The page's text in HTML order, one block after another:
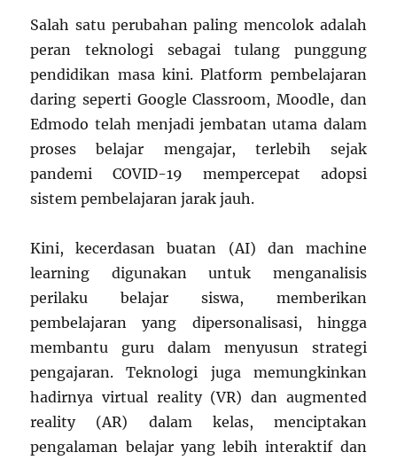
Salah satu perubahan paling mencolok adalah
peran teknologi sebagai tulang punggung
pendidikan masa kini. Platform pembelajaran
daring seperti Google Classroom, Moodle, dan
Edmodo telah menjadi jembatan utama dalam
proses belajar mengajar, terlebih sejak
pandemi COVID-19 mempercepat adopsi
sistem pembelajaran jarak jauh.
Kini, kecerdasan buatan (AI) dan machine
learning digunakan untuk menganalisis
perilaku belajar siswa, memberikan
pembelajaran yang dipersonalisasi, hingga
membantu guru dalam menyusun strategi
pengajaran. Teknologi juga memungkinkan
hadirnya virtual reality (VR) dan augmented
reality (AR) dalam kelas, menciptakan
pengalaman belajar yang lebih interaktif dan